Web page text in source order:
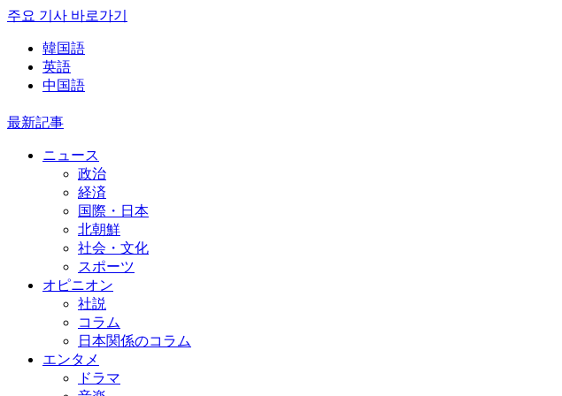
주요 기사 바로가기
韓国語
英語
中国語
最新記事
ニュース
政治
経済
国際・日本
北朝鮮
社会・文化
スポーツ
オピニオン
社説
コラム
日本関係のコラム
エンタメ
ドラマ